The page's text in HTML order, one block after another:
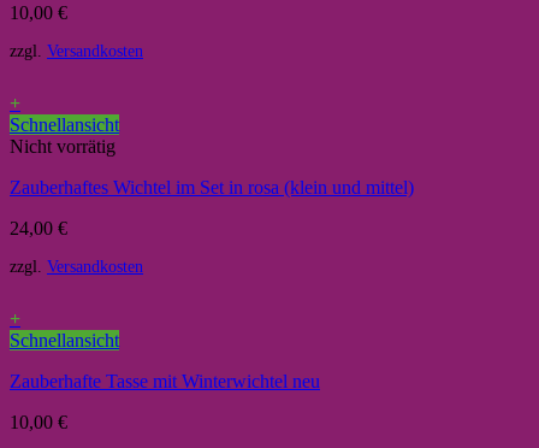
10,00 €
zzgl. Versandkosten
+
Schnellansicht
Nicht vorrätig
Zauberhaftes Wichtel im Set in rosa (klein und mittel)
24,00 €
zzgl. Versandkosten
+
Schnellansicht
Zauberhafte Tasse mit Winterwichtel neu
10,00 €